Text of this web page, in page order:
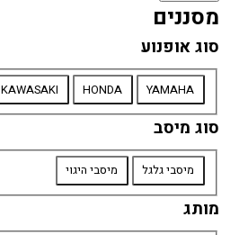
מסננים
סוג אופנוע
סוג
אופנוע
YAMAHA
HONDA
KAWASAKI
סוג מיסב
סוג
מיסב
מיסבי גלגל מיסבי היגוי
מותג